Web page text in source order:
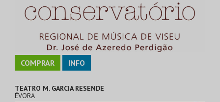
COMPRAR INFO
TEATRO M. GARCIA RESENDE
ÉVORA